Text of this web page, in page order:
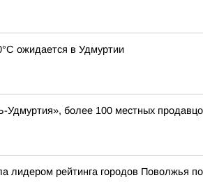
ожидается в Удмуртии
Удмуртия», более 100 местных
лидером рейтинга городов Поволжья по